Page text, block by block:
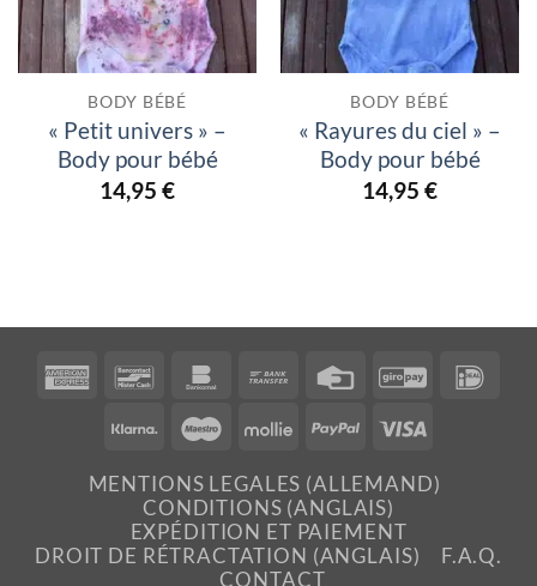
BODY BÉBÉ
« Petit univers » –
Body pour bébé
14,95 €
BODY BÉBÉ
« Rayures du ciel » –
Body pour bébé
14,95 €
AmericanBancontactBankomat
Bank
CreditGiroPay
Klarna MaestroMolliePayPal
MENTIONS LEGALES (ALLEMAND)
CONDITIONS (ANGLAIS)
EXPÉDITION ET PAIEMENT
DROIT DE RÉTRACTATION (ANGLAIS)
F.A.Q.
CONTACT